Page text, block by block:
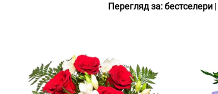
Перегляд за:бестселери |